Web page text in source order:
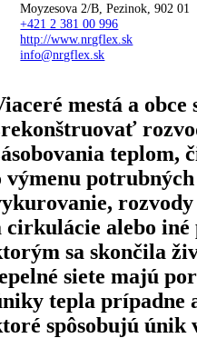
Moyzesova 2/B, Pezinok, 902 01
+421 2 381 00 996
http://www.nrgflex.sk
info@nrgflex.sk
mestá a obce
teplom,
výmenu
cirkulácie alebo
sa skončila
siete majú
tepla prípadne
spôsobujú únik